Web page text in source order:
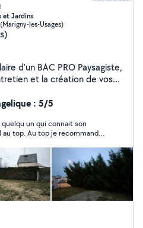
et Jardins
les-Usages)
d'un BAC PRO Paysagiste,
et la création de vos
un de mes amis élagueur
Je n'accepte
moment , merci de votre
: 5/5
un qui connait son
top. Au top je recommande